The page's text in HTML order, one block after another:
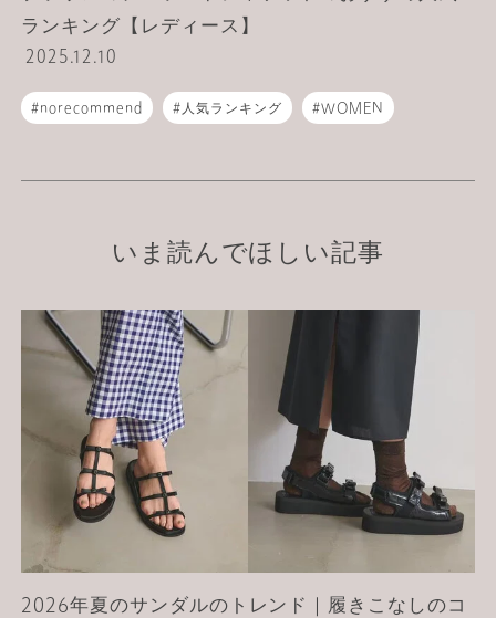
ランキング【レディース】
2025.12.10
norecommend 人気ランキング WOMEN
いま読んでほしい記事
2026年夏のサンダルのトレンド｜履きこなしのコ